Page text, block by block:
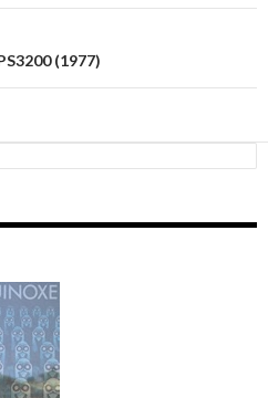
(1977)